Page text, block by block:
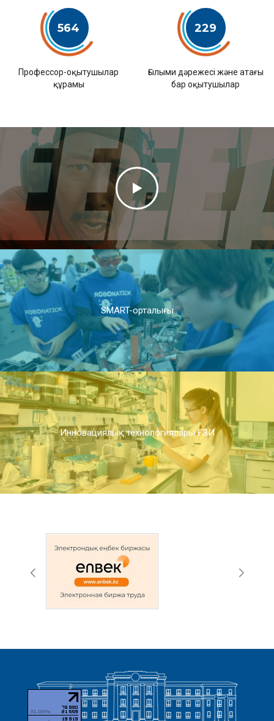
564
Профессор-оқытушылар
құрамы
229
Ғылыми дәрежесі және атағы
бар оқытушылар
SMART-орталығы
Инновациялық технологиялары ҒЗИ